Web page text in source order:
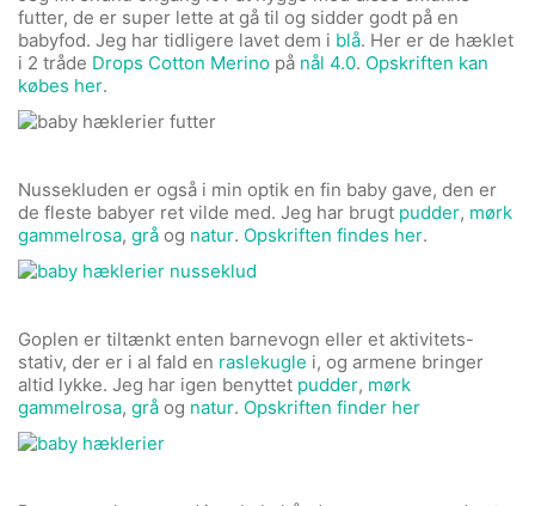
futter, de er super lette at gå til og sidder godt på en
babyfod. Jeg har tidligere lavet dem i blå. Her er de hæklet
i 2 tråde Drops Cotton Merino på nål 4.0. Opskriften kan
købes her.
Nussekluden er også i min optik en fin baby gave, den er
de fleste babyer ret vilde med. Jeg har brugt pudder, mørk
gammelrosa, grå og natur. Opskriften findes her.
Goplen er tiltænkt enten barnevogn eller et aktivitets-
stativ, der er i al fald en raslekugle i, og armene bringer
altid lykke. Jeg har igen benyttet pudder, mørk
gammelrosa, grå og natur. Opskriften finder her